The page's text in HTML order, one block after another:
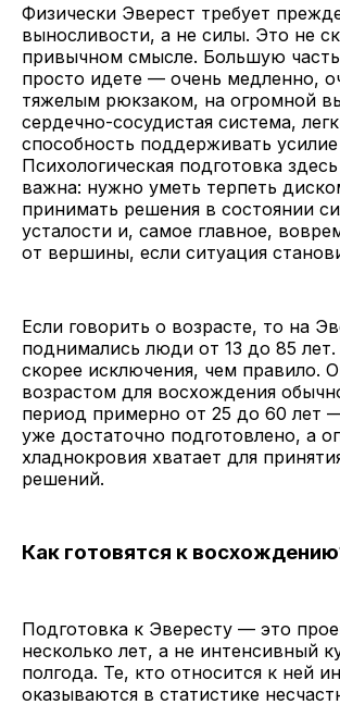
Физически Эверест требует
выносливости, а не силы. Это не
привычном смысле. Большую
просто идете — очень медленно,
тяжелым рюкзаком, на огромной
сердечно-сосудистая система,
способность поддерживать
Психологическая подготовка
важна: нужно уметь терпеть
принимать решения в состоянии
усталости и, самое главное,
от вершины, если ситуация
Если говорить о возрасте, то на
поднимались люди от 13 до 85
скорее исключения, чем правило.
возрастом для восхождения
период примерно от 25 до 60 лет
уже достаточно подготовлено, а
хладнокровия хватает для
решений.
Как готовятся к
Подготовка к Эвересту — это
несколько лет, а не интенсивный
полгода. Те, кто относится к ней
оказываются в статистике